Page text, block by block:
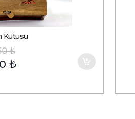
Kutusu
₺
₺